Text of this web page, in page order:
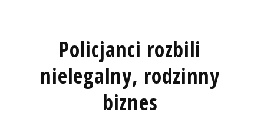
Policjanci rozbili
nielegalny, rodzinny
biznes